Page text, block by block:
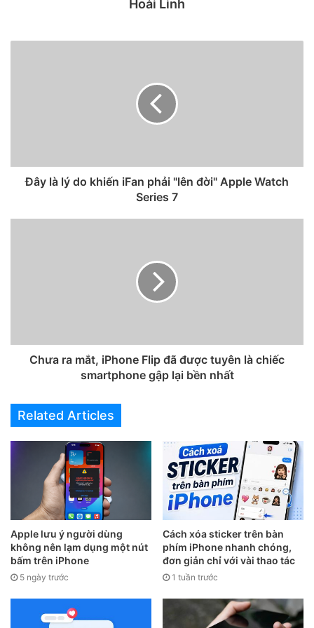
iPhone của bạn
Nếu iPhone của bạn đột nhiên bị treo hoặc từ không lên
màn hình khi mở khóa thoát chế độ Sleep. Xử lý bằng cách
– Cách 1:Nhấn và giữ nút Power (nguồn) cho đến khi
thông báo “slide to power off” xuất hiện. Trượt mũi tên để
tắt điện thoại của bạn. Bật lại thiết bị của bạn bằng cách giữ
– Cách 2:Nếu cách 1 không giải quyết được sự cố hoặc bạn
không thể bật nguồn iPhone thì có thể thử đặt lại thiết bị
bằng cách: Nhấn và giữ đồng thời các nút “Power” và
“Home” trong ít nhất 10 giây.
Tăng âm lượng rồi bấm tiếp Nhấn và nhả nhanh nút Giảm
Hoài Linh
Đây là lý do khiến iFan phải "lên đời" Apple Watch
Series 7
Chưa ra mắt, iPhone Flip đã được tuyên là chiếc
smartphone gập lại bền nhất
Related Articles
Apple lưu ý người dùng
không nên lạm dụng một nút
bấm trên iPhone
5 ngày trước
Cách xóa sticker trên bàn
phím iPhone nhanh chóng,
đơn giản chỉ với vài thao tác
1 tuần trước